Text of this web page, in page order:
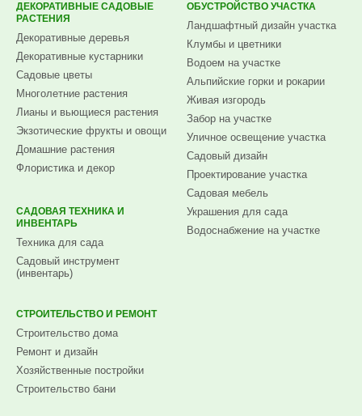
ДЕКОРАТИВНЫЕ САДОВЫЕ
РАСТЕНИЯ
Декоративные деревья
Декоративные кустарники
Садовые цветы
Многолетние растения
Лианы и вьющиеся растения
Экзотические фрукты и овощи
Домашние растения
Флористика и декор
САДОВАЯ ТЕХНИКА И
ИНВЕНТАРЬ
Техника для сада
Садовый инструмент
(инвентарь)
ОБУСТРОЙСТВО УЧАСТКА
Ландшафтный дизайн участка
Клумбы и цветники
Водоем на участке
Альпийские горки и рокарии
Живая изгородь
Забор на участке
Уличное освещение участка
Садовый дизайн
Проектирование участка
Садовая мебель
Украшения для сада
Водоснабжение на участке
СТРОИТЕЛЬСТВО И РЕМОНТ
Строительство дома
Ремонт и дизайн
Хозяйственные постройки
Строительство бани